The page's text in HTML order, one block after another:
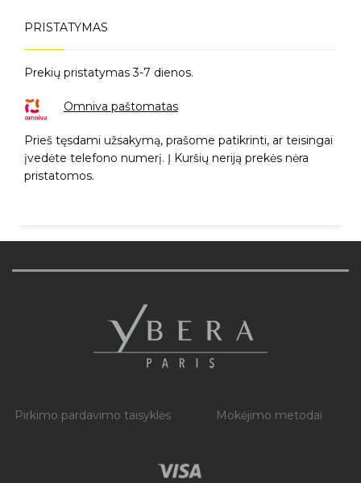
PRISTATYMAS
Prekių pristatymas 3-7 dienos.
Omniva paštomatas
Prieš tęsdami užsakymą, prašome patikrinti, ar teisingai
įvedėte telefono numerį. Į Kuršių neriją prekės nėra
pristatomos.
Pirkimo pardavimo taisyklės Mokėjimo metodai